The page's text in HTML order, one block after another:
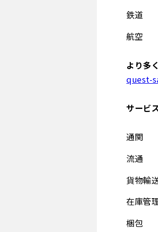
鉄道
航空
より多
quest-
サービ
通関
流通
貨物輸
在庫管
梱包